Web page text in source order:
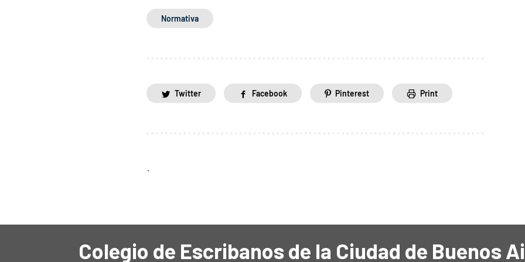
Normativa
Twitter Facebook Pinterest Print
.
Colegio de Escribanos de la Ciudad de Buenos